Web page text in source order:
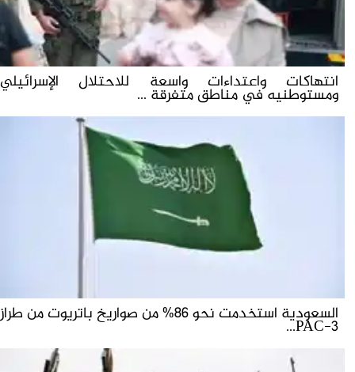
انتهاكات واعتداءات واسعة للاحتلال الإسرائيلي
ومستوطنيه في مناطق متفرقة ...
السعودية استخدمت نحو 86% من صواريخ باتريوت من طراز
PAC-3...